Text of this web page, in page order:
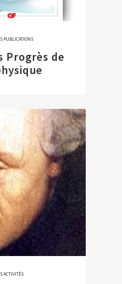
PUBLICATIONS
Progrès de
ACTIVITÉS